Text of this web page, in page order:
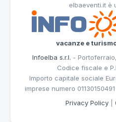
elbaeventi.it è
vacanze e
Infoelba s.r.l. -
Codice fiscale e
Importo capitale sociale
imprese numero
Privacy Policy|